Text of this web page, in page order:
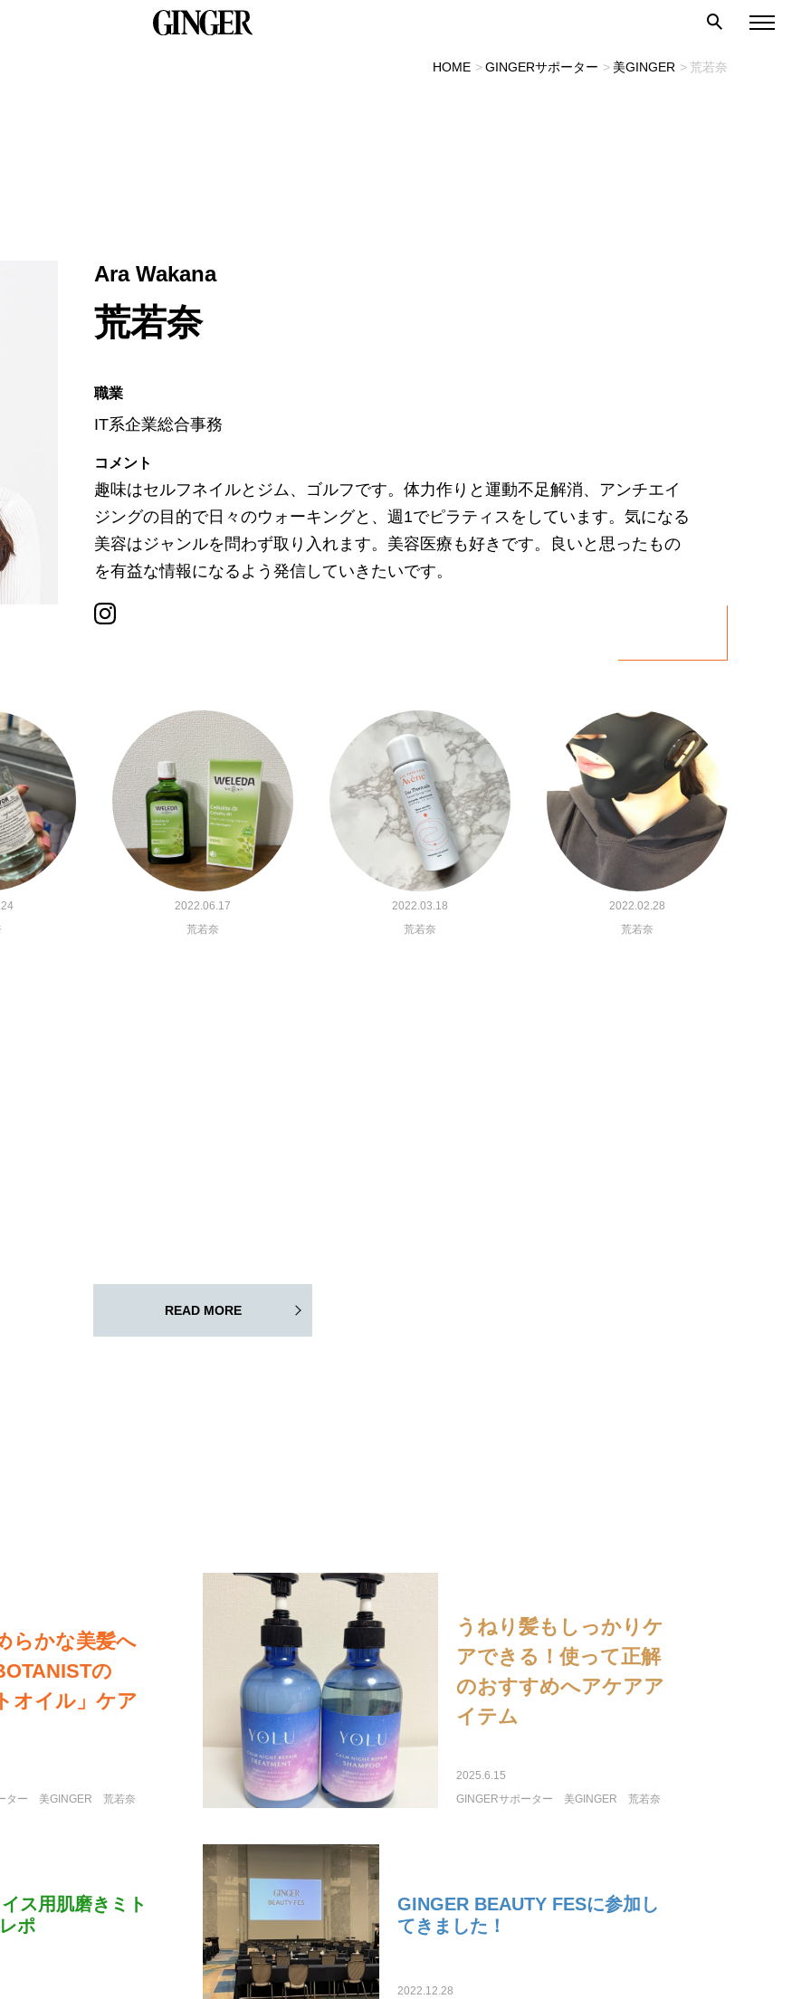
HOME GINGERサポーター 美GINGER 荒若奈
Ara Wakana
荒若奈
職業
IT系企業総合事務
コメント
趣味はセルフネイルとジム、ゴルフです。体力作りと運動不足解消、アンチエイ
ジングの目的で日々のウォーキングと、週1でピラティスをしています。気になる
美容はジャンルを問わず取り入れます。美容医療も好きです。良いと思ったもの
を有益な情報になるよう発信していきたいです。
2022.06.17
荒若奈
2022.03.18
荒若奈
2022.02.28
荒若奈
READ MORE
らかな美髪へ
の
オイル」ケア
ター 美GINGER 荒若奈
うねり髪もしっかりケ
アできる！使って正解
のおすすめへアケアア
イテム
2025.6.15
GINGERサポーター
美GINGER 荒若奈
ス用肌磨きミト
ポ
GINGER BEAUTY FESに参加し
てきました！
2022.12.28